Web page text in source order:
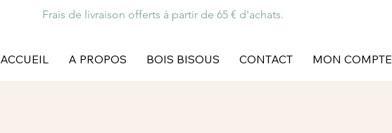
Frais de livraison offerts à partir de 65 € d'achats.
ACCUEIL A PROPOS BOIS BISOUS CONTACT MON COMPTE